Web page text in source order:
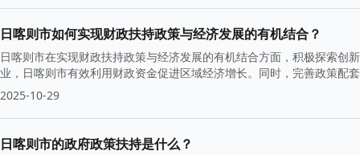
日喀则市如何实现财政扶持政策与经济发展的有机结合？
日喀则市在实现财政扶持政策与经济发展的有机结合方面，积极探索
业，日喀则市有效利用财政资金促进区域经济增长。同时，完善政策配
2025-10-29
日喀则市的政府政策扶持是什么？